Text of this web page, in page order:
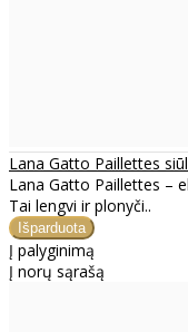
Lana Gatto Paillettes
Lana Gatto Paillettes –
Tai lengvi ir plonyči..
Į palyginimą
Į norų sąrašą